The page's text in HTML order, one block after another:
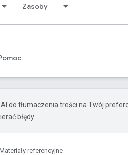
Zasoby
do tłumaczenia treści na Twój
błędy.
referencyjne